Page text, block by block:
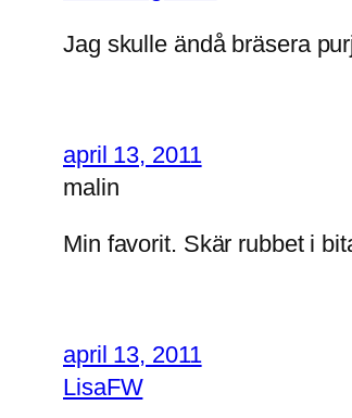
Jag skulle ändå bräsera
april 13, 2011
malin
Min favorit. Skär rubbet i
april 13, 2011
LisaFW